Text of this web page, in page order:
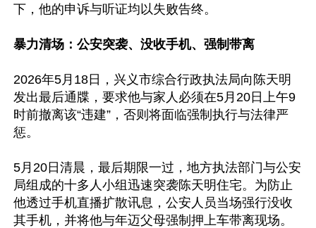
下，他的申诉与听证均以失败告终。
暴力清场：公安突袭、没收手机、强制带离
2026年5月18日，兴义市综合行政执法局向陈天明
发出最后通牒，要求他与家人必须在5月20日上午9
时前撤离该“违建”，否则将面临强制执行与法律严
惩。
5月20日清晨，最后期限一过，地方执法部门与公安
局组成的十多人小组迅速突袭陈天明住宅。为防止
他透过手机直播扩散讯息，公安人员当场强行没收
其手机，并将他与年迈父母强制押上车带离现场。